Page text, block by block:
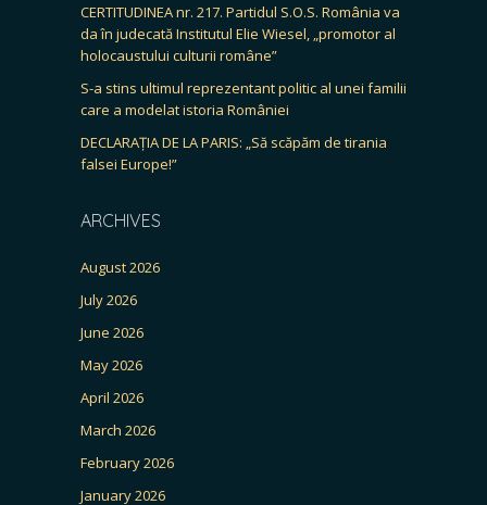
CERTITUDINEA nr. 217. Partidul S.O.S. România va
da în judecată Institutul Elie Wiesel, „promotor al
holocaustului culturii române”
S-a stins ultimul reprezentant politic al unei familii
care a modelat istoria României
DECLARAȚIA DE LA PARIS: „Să scăpăm de tirania
falsei Europe!”
ARCHIVES
August 2026
July 2026
June 2026
May 2026
April 2026
March 2026
February 2026
January 2026